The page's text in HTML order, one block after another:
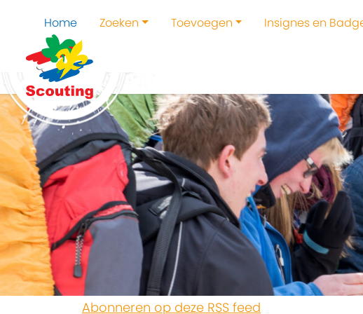
Home Zoeken Toevoegen Insignes en
Abonneren op deze RSS feed